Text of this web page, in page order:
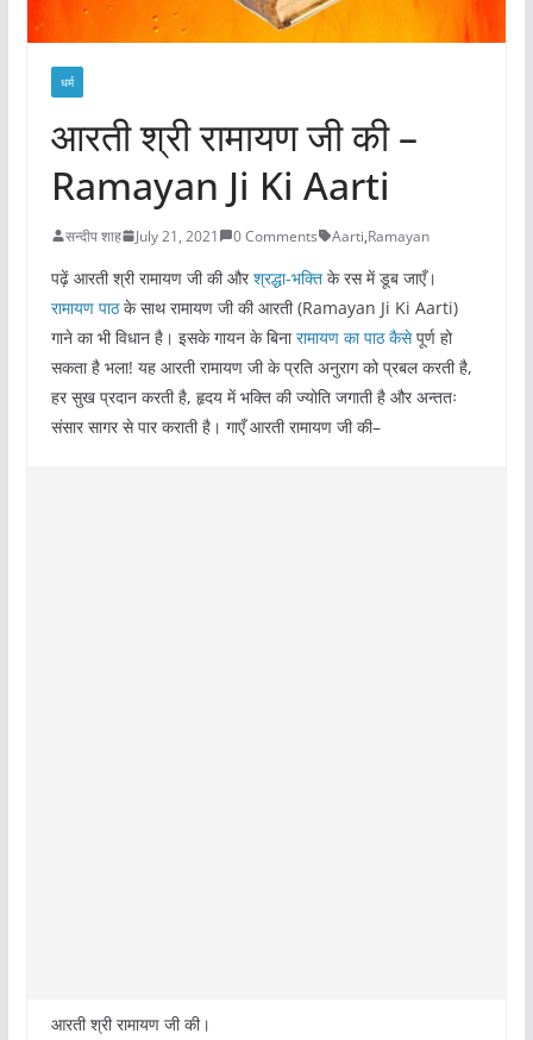
धर्म
आरती श्री रामायण जी की –
Ramayan Ji Ki Aarti
सन्दीप शाह July 21, 2021 0 Comments Aarti,Ramayan
पढ़ें आरती श्री रामायण जी की औरश्रद्धा-भक्तिके रस में डूब जाएँ।
रामायण पाठके साथ रामायण जी की आरती (Ramayan Ji Ki Aarti)
गाने का भी विधान है। इसके गायन के बिनारामायण का पाठ कैसेपूर्ण हो
सकता है भला! यह आरती रामायण जी के प्रति अनुराग को प्रबल करती है,
हर सुख प्रदान करती है, हृदय में भक्ति की ज्योति जगाती है और अन्ततः
संसार सागर से पार कराती है। गाएँ आरती रामायण जी की–
आरती श्री रामायण जी की।